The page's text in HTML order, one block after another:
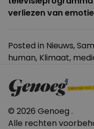
verliezen van
Posted in Nieuws,
human, Klimaat,
© 2026 Genoeg .
Alle rechten